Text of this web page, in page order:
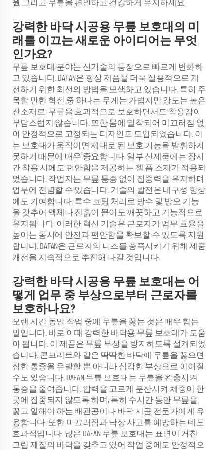
원 그리고 무릎을 편안하고 건강하게 유지하세요.
강력한 바닥 시공용 무릎 보호대의 미
래를 이끄는 새로운 아이디어는 무엇
인가요?
무릎 보호대 분야는 신기술의 등장으로 빠르게 변화하
고 있습니다. DAFAN은 항상 제품을 더욱 실용적으로 개
선하기 위한 최선의 방법을 모색하고 있습니다. 특히 주
목할 만한 혁신 중 하나는 무게는 가볍지만 강도는 높은
신소재로, 무릎을 효과적으로 보호하면서도 착용감이
부담스럽지 않습니다. 또한 몸에 밀착되어 미끄러짐 없
이 안정적으로 고정되는 디자인도 도입되었습니다. 이
는 보호대가 움직이면 제대로 된 보호 기능을 발휘하지
못하기 때문에 매우 중요합니다. 일부 신제품에는 장시
간 착용 시에도 편안함을 제공하는 젤 폼 소재가 적용되
었습니다. 작업자는 무릎 통증 없이 집중력을 유지하며
업무에 전념할 수 있습니다. 기술의 발전은 내구성 향상
에도 기여합니다. 특수 코팅 처리로 방수 및 방오 기능
을 갖추어 액체나 진흙이 묻어도 깨끗하고 기능적으로
유지됩니다. 이러한 혁신 기술은 근로자가 업무 효율을
높이는 동시에 안전과 편안함을 확보할 수 있도록 지원
합니다. DAFAN은 근로자의 니즈를 충족시키기 위해 제품
개선을 지속적으로 추진해 나갈 것입니다.
강력한 바닥 시공용 무릎 보호대는 어
떻게 업무 중 부상으로부터 근로자를
보호하나요?
오랜 시간 동안 작업 중에 무릎을 꿇는 것은 매우 힘든
일입니다. 바로 이때 강력한 바닥용 무릎 보호대가 도움
이 됩니다. 이 제품은 무릎 부상을 방지하도록 설계되었
습니다. 콘크리트와 같은 딱딱한 바닥에 무릎을 꿇으면
심한 통증을 유발할 뿐 아니라 심각한 부상으로 이어질
수도 있습니다. DAFAN 무릎 보호대는 무릎을 완충시켜
통증을 줄여줍니다. 압력을 고르게 분산시켜 체중이 한
곳에 집중되지 않도록 하며, 특히 수시간 동안 무릎을
꿇고 일해야 하는 배관공이나 바닥 시공 전문가에게 유
용합니다. 또한 미끄러짐과 낙상 사고를 예방하는 데도
효과적입니다. 많은 DAFAN 무릎 보호대는 표면이 거친
그립 재질의 바닥을 갖추고 있어 작업 중에도 안정적으